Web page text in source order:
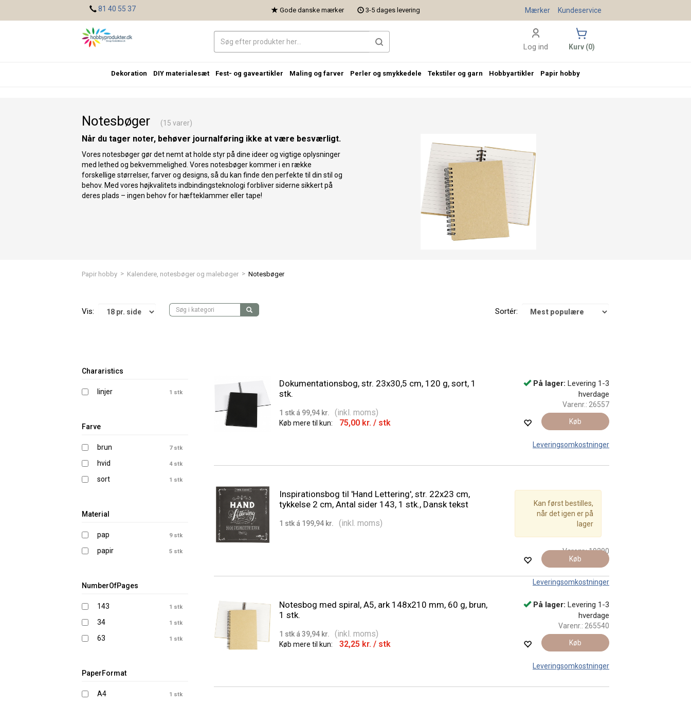
Notesbøger (15 varer)
Når du tager noter, behøver journalføring ikke at være besværligt.
Vores notesbøger gør det nemt at holde styr på dine ideer og vigtige oplysninger
med lethed og bekvemmelighed. Vores notesbøger kommer i en række
forskellige størrelser, farver og designs, så du kan finde den perfekte til din stil og
behov. Med vores højkvalitets indbindingsteknologi forbliver siderne sikkert på
deres plads – ingen behov for hæfteklammer eller tape!
Papir hobby > Kalendere, notesbøger og malebøger > Notesbøger
Vis: Sortér:
Chararistics
linjer 1 stk
Farve
brun 7 stk
hvid 4 stk
sort 1 stk
Material
pap 9 stk
papir 5 stk
NumberOfPages
143 1 stk
34 1 stk
63 1 stk
PaperFormat
A4 1 stk
Dokumentationsbog, str. 23x30,5 cm, 120 g, sort, 1
stk.
1 stk á 99,94 kr. (inkl. moms)
På lager: Levering 1-3
hverdage
Varenr.: 26557
Køb mere til kun: 75,00 kr. / stk Køb
Leveringsomkostninger
Inspirationsbog til 'Hand Lettering', str. 22x23 cm,
tykkelse 2 cm, Antal sider 143, 1 stk., Dansk tekst
1 stk á 199,94 kr. (inkl. moms)
Kan først bestilles,
når det igen er på
lager
Varenr.:19290
Køb
Leveringsomkostninger
Notesbog med spiral, A5, ark 148x210 mm, 60 g, brun,
1 stk.
1 stk á 39,94 kr. (inkl. moms)
På lager: Levering 1-3
hverdage
Varenr.: 265540
Køb mere til kun: 32,25 kr. / stk Køb
Leveringsomkostninger
81 40 55 37 Gode danske mærker 3-5 dages levering Kundeservice
Mærker
Log ind Kurv (0)
Dekoration DIY materialesæt Fest- og gaveartikler Maling og farver Perler og smykkedele Tekstiler og garn Hobbyartikler Papir hobby